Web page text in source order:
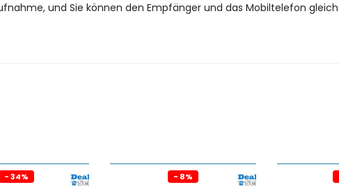
und Sie können den Empfänger und das Mobiltelefon
- 34% - 8%